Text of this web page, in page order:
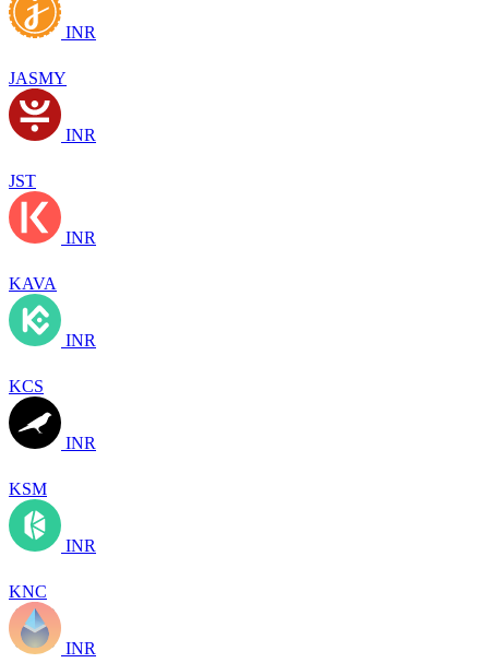
INR
JASMY
INR
JST
INR
KAVA
INR
KCS
INR
KSM
INR
KNC
INR